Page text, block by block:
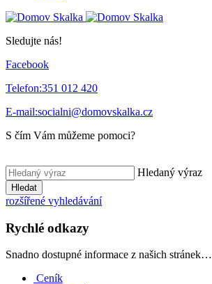
Sledujte nás!
Facebook
Telefon:351 012 420
E-mail:socialni@domovskalka.cz
S čím Vám můžeme pomoci?
Hledaný výraz
Hledat
rozšířené vyhledávání
Rychlé odkazy
Snadno dostupné informace z našich stránek…
Ceník